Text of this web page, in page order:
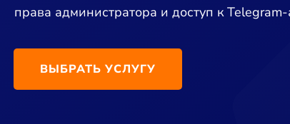
права администратора и доступ к Telegram-
ВЫБРАТЬ УСЛУГУ